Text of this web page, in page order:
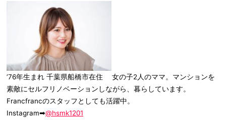
’76年生まれ 千葉県船橋市在住 女の子2人のママ。マンションを
素敵にセルフリノベーションしながら、暮らしています。
Francfrancのスタッフとしても活躍中。
Instagram➡@hsmk1201